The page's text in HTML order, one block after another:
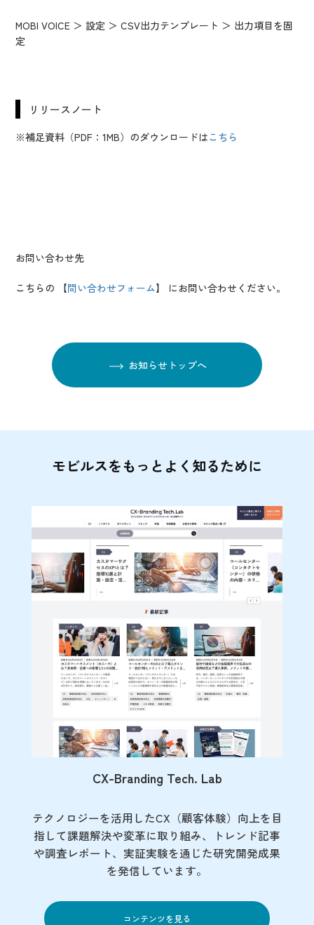
MOBI VOICE ＞ 設定 ＞ CSV出力テンプレート ＞ 出力項目を固
定
リリースノート
※補足資料（PDF：1MB）のダウンロードはこちら
お問い合わせ先
こちらの 【問い合わせフォーム】 にお問い合わせください。
お知らせトップへ
モビルスをもっとよく知るために
CX-Branding Tech. Lab
テクノロジーを活用したCX（顧客体験）向上を目
指して課題解決や変革に取り組み、トレンド記事
や調査レポート、実証実験を通じた研究開発成果
を発信しています。
コンテンツを見る